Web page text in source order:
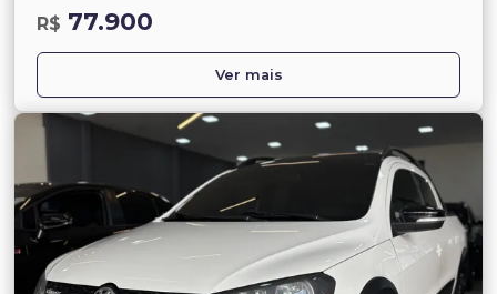
R$ 77.900
Ver mais